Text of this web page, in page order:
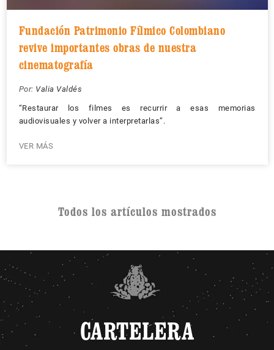
Fundación Patrimonio Fílmico Colombiano
revive importantes obras de nuestra
cinematografía
Por: Valia Valdés
“Restaurar los filmes es recurrir a esas memorias
audiovisuales y volver a interpretarlas”.
VER MÁS
Todos los artículos mostrados
CARTELERA